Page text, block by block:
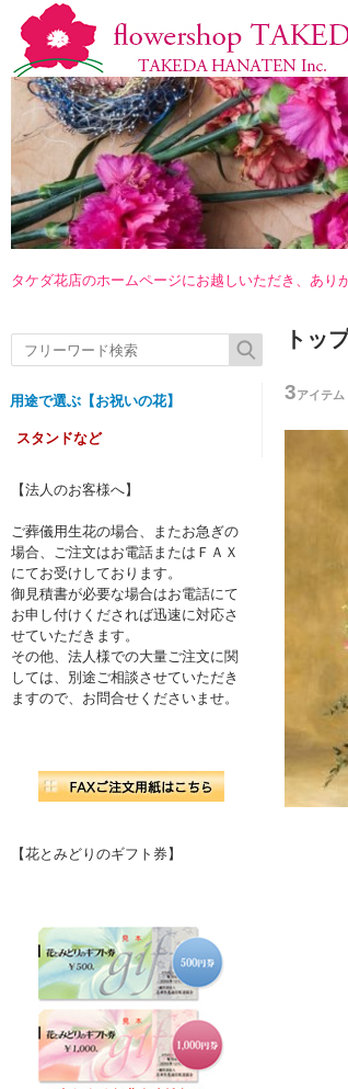
タケダ花店のホームページにお越しいただき、あり
用途で選ぶ【お祝いの花】
スタンドなど
【法人のお客様へ】
ご葬儀用生花の場合、またお急ぎの
場合、ご注文はお電話またはＦＡＸ
にてお受けしております。
御見積書が必要な場合はお電話にて
お申し付けくだされば迅速に対応さ
せていただきます。
その他、法人様での大量ご注文に関
しては、別途ご相談させていただき
ますので、お問合せくださいませ。
【花とみどりのギフト券】
トッ
3アイテム